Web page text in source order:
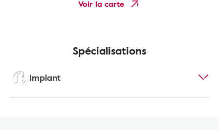
Voir la carte
Spécialisations
Implant